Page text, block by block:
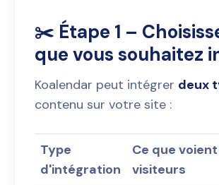
✂️ Étape 1 –
que vous souhaitez
Koalendar peut intégrer deux
contenu sur votre site :
Type
d'intégration
Ce que
visiteurs